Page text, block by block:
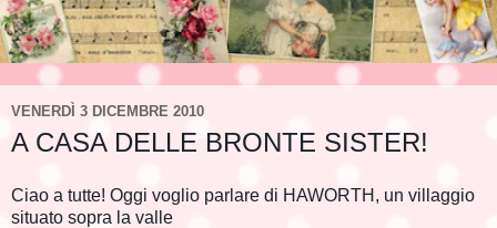
VENERDÌ 3 DICEMBRE 2010
A CASA DELLE BRONTE SISTER!
Ciao a tutte! Oggi voglio parlare di HAWORTH, un villaggio
situato sopra la valle